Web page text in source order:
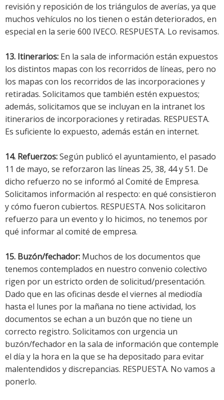
revisión y reposición de los triángulos de averías, ya que
muchos vehículos no los tienen o están deteriorados, en
especial en la serie 600 IVECO. RESPUESTA. Lo revisamos.
13. Itinerarios: En la sala de información están expuestos
los distintos mapas con los recorridos de líneas, pero no
los mapas con los recorridos de las incorporaciones y
retiradas. Solicitamos que también estén expuestos;
además, solicitamos que se incluyan en la intranet los
itinerarios de incorporaciones y retiradas. RESPUESTA.
Es suficiente lo expuesto, además están en internet.
14. Refuerzos:Según publicó el ayuntamiento, el pasado
11 de mayo, se reforzaron las líneas 25, 38, 44 y 51. De
dicho refuerzo no se informó al Comité de Empresa.
Solicitamos información al respecto: en qué consistieron
y cómo fueron cubiertos. RESPUESTA. Nos solicitaron
refuerzo para un evento y lo hicimos, no tenemos por
qué informar al comité de empresa.
15. Buzón/fechador: Muchos de los documentos que
tenemos contemplados en nuestro convenio colectivo
rigen por un estricto orden de solicitud/presentación.
Dado que en las oficinas desde el viernes al mediodía
hasta el lunes por la mañana no tiene actividad, los
documentos se echan a un buzón que no tiene un
correcto registro. Solicitamos con urgencia un
buzón/fechador en la sala de información que contemple
el día y la hora en la que se ha depositado para evitar
malentendidos y discrepancias. RESPUESTA. No vamos a
ponerlo.